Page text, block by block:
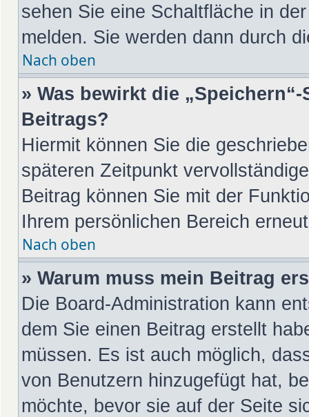
sehen Sie eine Schaltfläche in
melden. Sie werden dann durch
Nach oben
» Was bewirkt die
Beitrags?
Hiermit können Sie die
späteren Zeitpunkt
Beitrag können Sie mit der
Ihrem persönlichen Bereich
Nach oben
» Warum muss mein Beitrag
Die Board-Administration kann
dem Sie einen Beitrag erstellt
müssen. Es ist auch möglich,
von Benutzern hinzugefügt hat,
möchte, bevor sie auf der Seite